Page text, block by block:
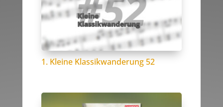
1. Kleine Klassikwanderung 52